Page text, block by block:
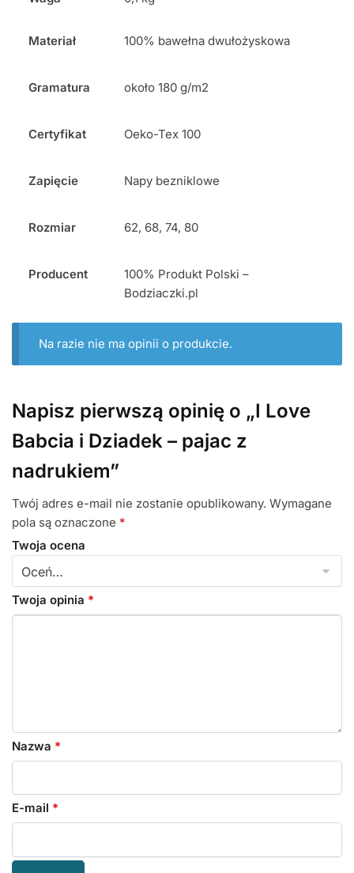
Materiał 100% bawełna dwułożyskowa
Gramatura około 180 g/m2
Certyfikat Oeko-Tex 100
Zapięcie Napy bezniklowe
Rozmiar 62, 68, 74, 80
Producent
100% Produkt Polski –
Bodziaczki.pl
Na razie nie ma opinii o produkcie.
Napisz pierwszą opinię o „I Love
Babcia i Dziadek – pajac z
nadrukiem”
Twój adres e-mail nie zostanie opublikowany. Wymagane
pola są oznaczone *
Twoja ocena
Twoja opinia *
Nazwa *
E-mail *